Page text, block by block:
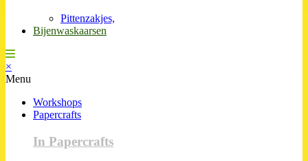
Pittenzakjes,
Bijenwaskaarsen
×
Menu
Workshops
Papercrafts
In Papercrafts